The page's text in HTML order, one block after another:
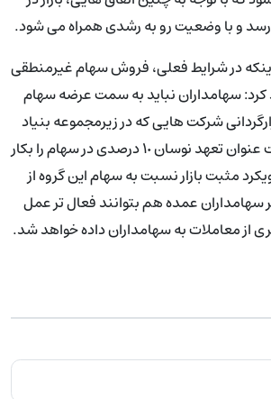
و با وضعیت رو به رشدی همراه می شود.
اینکه در شرایط فعلی، فروش سهام غیرمنطقی
کرد: سهامداران نباید به سمت عرضه سهام
شرکت هایی که در زیرمجموعه بنیاد
قرار دارند ابتکاری تحت عنوان تعهد نوسان ١٠ درصدی در سهام را بکار
مثبت بازار نسبت به سهام این گروه از
سهامداران عمده هم بتوانند فعال تر عمل
از معاملات به سهامداران داده خواهد شد.